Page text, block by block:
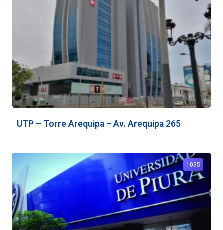
UTP – Torre Arequipa – Av. Arequipa 265
1095